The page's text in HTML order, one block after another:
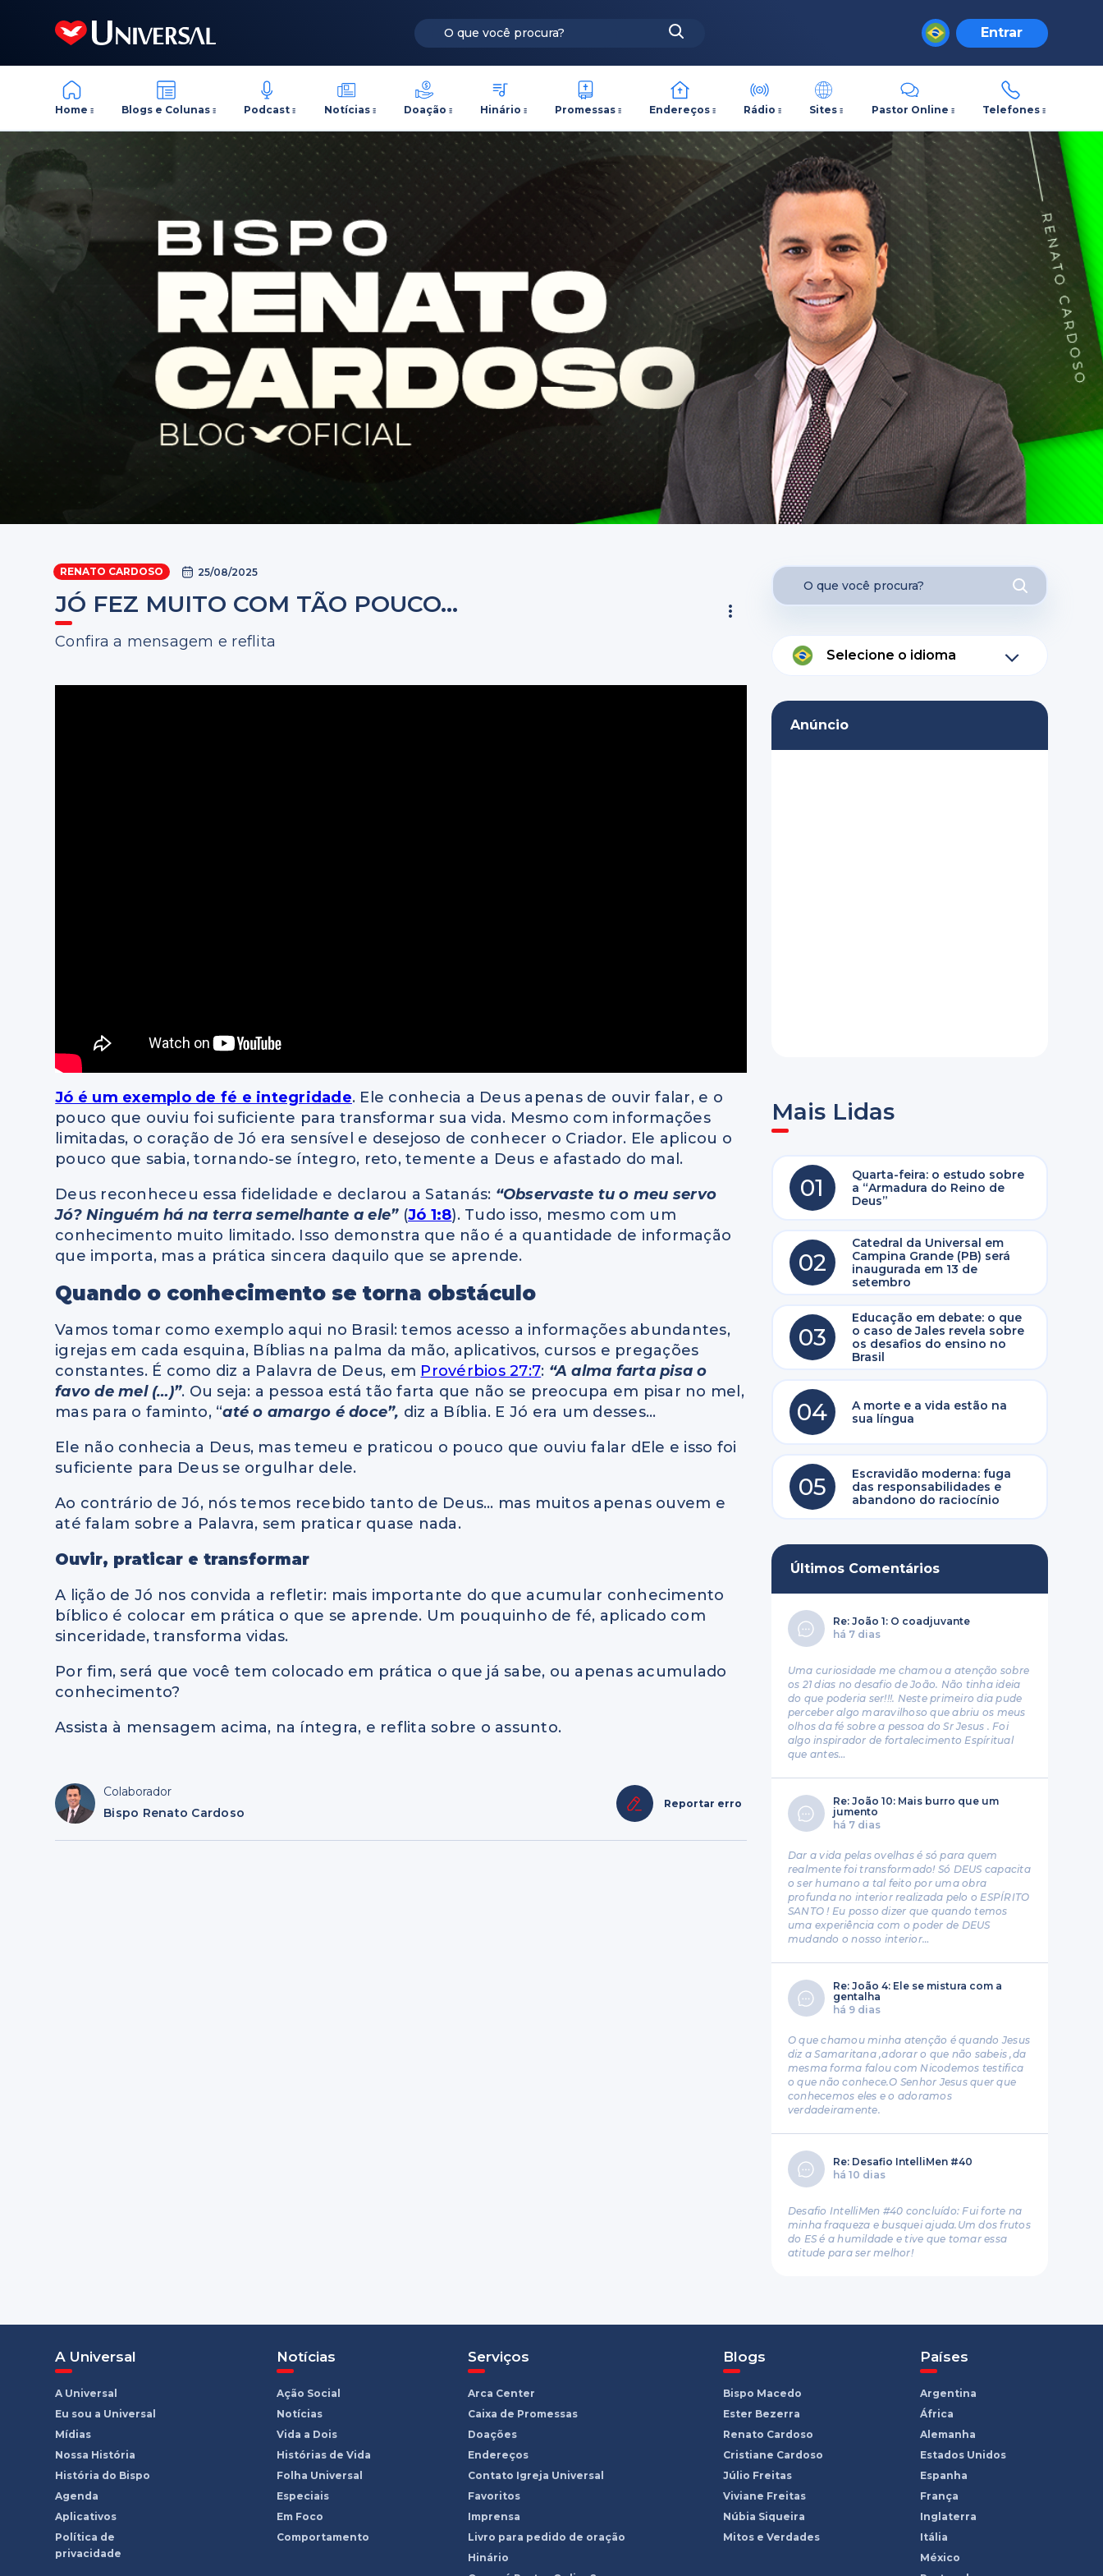
Entrar
Home Blogs e Colunas Podcast Notícias Doação Hinário Promessas Endereços Rádio Sites Pastor Online Telefones
RENATO CARDOSO 25/08/2025
JÓ FEZ MUITO COM TÃO POUCO…
Confira a mensagem e reflita
Jó é um exemplo de fé e integridade. Ele conhecia a Deus apenas de ouvir falar, e o
pouco que ouviu foi suficiente para transformar sua vida. Mesmo com informações
limitadas, o coração de Jó era sensível e desejoso de conhecer o Criador. Ele aplicou o
pouco que sabia, tornando-se íntegro, reto, temente a Deus e afastado do mal.
Deus reconheceu essa fidelidade e declarou a Satanás: “Observaste tu o meu servo
Jó? Ninguém há na terra semelhante a ele”(Jó 1:8). Tudo isso, mesmo com um
conhecimento muito limitado. Isso demonstra que não é a quantidade de informação
que importa, mas a prática sincera daquilo que se aprende.
Quando o conhecimento se torna obstáculo
Vamos tomar como exemplo aqui no Brasil: temos acesso a informações abundantes,
igrejas em cada esquina, Bíblias na palma da mão, aplicativos, cursos e pregações
constantes. É como diz a Palavra de Deus, em Provérbios 27:7: “A alma farta pisa o
favo de mel (…)”. Ou seja: a pessoa está tão farta que não se preocupa em pisar no mel,
mas para o faminto, “até o amargo é doce”, diz a Bíblia. E Jó era um desses…
Ele não conhecia a Deus, mas temeu e praticou o pouco que ouviu falar dEle e isso foi
suficiente para Deus se orgulhar dele.
Ao contrário de Jó, nós temos recebido tanto de Deus… mas muitos apenas ouvem e
até falam sobre a Palavra, sem praticar quase nada.
Ouvir, praticar e transformar
A lição de Jó nos convida a refletir: mais importante do que acumular conhecimento
bíblico é colocar em prática o que se aprende. Um pouquinho de fé, aplicado com
sinceridade, transforma vidas.
Por fim, será que você tem colocado em prática o que já sabe, ou apenas acumulado
conhecimento?
Assista à mensagem acima, na íntegra, e reflita sobre o assunto.
Colaborador
Bispo Renato Cardoso
Reportar erro
Selecione o idioma
Anúncio
Mais Lidas
01
Quarta-feira: o estudo sobre
a “Armadura do Reino de
Deus”
02
Catedral da Universal em
Campina Grande (PB) será
inaugurada em 13 de
setembro
03
Educação em debate: o que
o caso de Jales revela sobre
os desafios do ensino no
Brasil
04
A morte e a vida estão na
sua língua
05
Escravidão moderna: fuga
das responsabilidades e
abandono do raciocínio
Últimos Comentários
Re: João 1: O coadjuvante
há 7 dias
Uma curiosidade me chamou a atenção sobre
os 21 dias no desafio de João. Não tinha ideia
do que poderia ser!!!. Neste primeiro dia pude
perceber algo maravilhoso que abriu os meus
olhos da fé sobre a pessoa do Sr Jesus . Foi
algo inspirador de fortalecimento Espíritual
que antes…
Re: João 10: Mais burro que um
jumento
há 7 dias
Dar a vida pelas ovelhas é só para quem
realmente foi transformado! Só DEUS capacita
o ser humano a tal feito por uma obra
profunda no interior realizada pelo o ESPÍRITO
SANTO ! Eu posso dizer que quando temos
uma experiência com o poder de DEUS
mudando o nosso interior…
Re: João 4: Ele se mistura com a
gentalha
há 9 dias
O que chamou minha atenção é quando Jesus
diz a Samaritana ,adorar o que não sabeis ,da
mesma forma falou com Nicodemos testifica
o que não conhece.O Senhor Jesus quer que
conhecemos eles e o adoramos
verdadeiramente.
Re: Desafio IntelliMen #40
há 10 dias
Desafio IntelliMen #40 concluído: Fui forte na
minha fraqueza e busquei ajuda.Um dos frutos
do ES é a humildade e tive que tomar essa
atitude para ser melhor!
A Universal
A Universal
Eu sou a Universal
Mídias
Nossa História
História do Bispo
Agenda
Aplicativos
Política de
privacidade
Notícias
Ação Social
Notícias
Vida a Dois
Histórias de Vida
Folha Universal
Especiais
Em Foco
Comportamento
Serviços
Arca Center
Caixa de Promessas
Doações
Endereços
Contato Igreja Universal
Favoritos
Imprensa
Livro para pedido de oração
Hinário
Blogs
Bispo Macedo
Ester Bezerra
Renato Cardoso
Cristiane Cardoso
Júlio Freitas
Viviane Freitas
Núbia Siqueira
Mitos e Verdades
Países
Argentina
África
Alemanha
Estados Unidos
Espanha
França
Inglaterra
Itália
México